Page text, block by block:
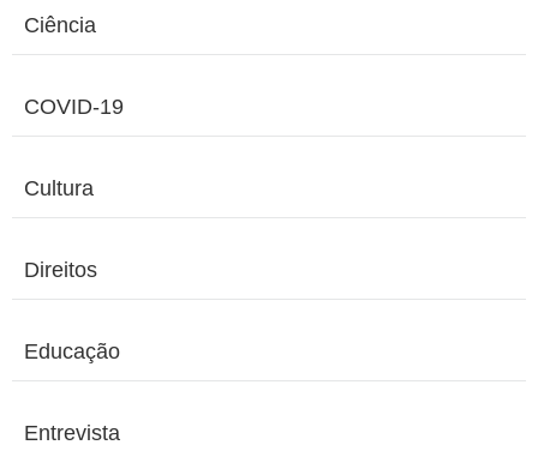
Ciência
COVID-19
Cultura
Direitos
Educação
Entrevista